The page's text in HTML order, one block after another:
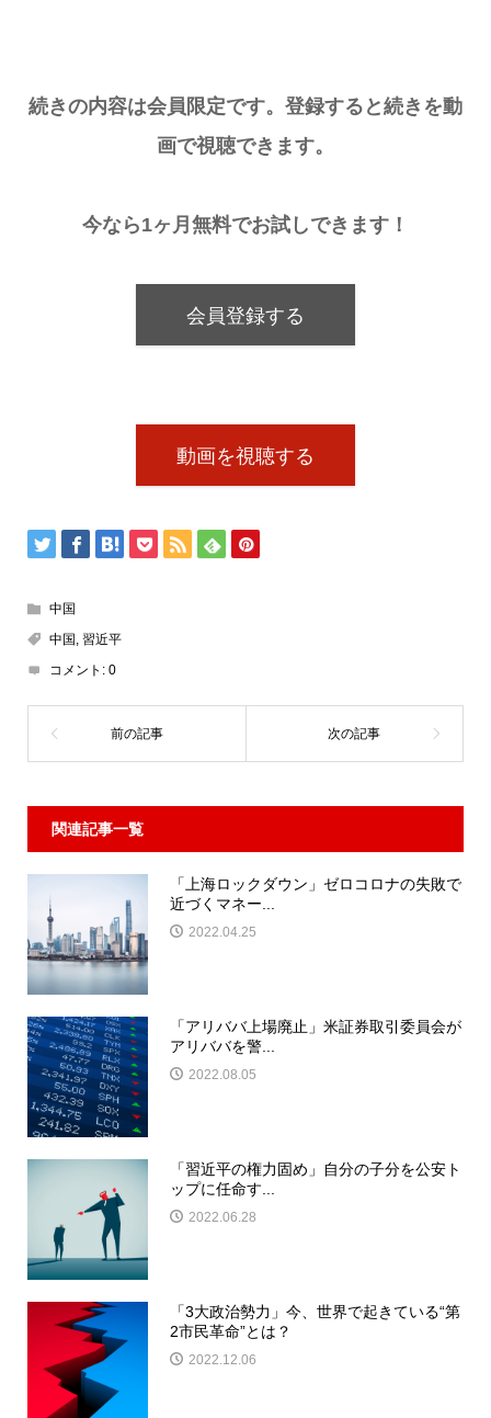
続きの内容は会員限定です。登録すると続きを動
画で視聴できます。
今なら1ヶ月無料でお試しできます！
会員登録する
動画を視聴する
中国
中国 習近平
コメント: 0
関連記事一覧
「上海ロックダウン」ゼロコロナの失敗で
近づくマネー...
2022.04.25
「アリババ上場廃止」米証券取引委員会が
アリババを警...
2022.08.05
「習近平の権力固め」自分の子分を公安ト
ップに任命す...
2022.06.28
「3大政治勢力」今、世界で起きている“第
2市民革命”とは？
2022.12.06